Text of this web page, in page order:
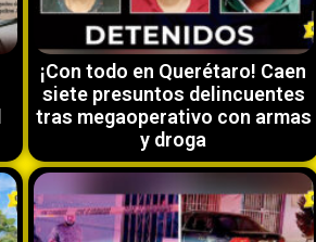
¡Con todo en Querétaro! Caen
siete presuntos delincuentes
tras megaoperativo con armas
y droga